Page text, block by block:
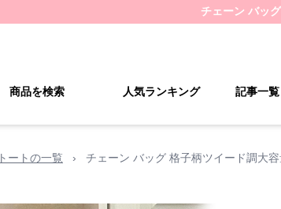
チェーン バッグ
商品を検索 人気ランキング 記事一覧
トートの一覧 › チェーン バッグ 格子柄ツイード調大